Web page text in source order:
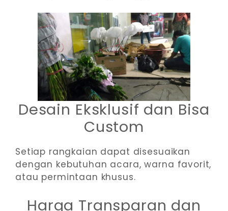
Desain Eksklusif dan Bisa
Custom
Setiap rangkaian dapat disesuaikan
dengan kebutuhan acara, warna favorit,
atau permintaan khusus.
Harga Transparan dan